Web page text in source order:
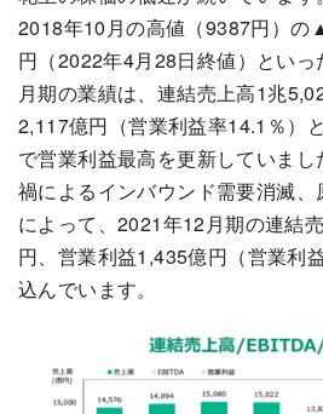
2018年10月の高値（9387円）の
円（2022年4月28日終値）とい
月期の業績は、連結売上高1兆
2,117億円（営業利益率14.1％）
で営業利益最高を更新していま
禍によるインバウンド需要消滅
によって、2021年12月期の連結
円、営業利益1,435億円（営業利
込んでいます。